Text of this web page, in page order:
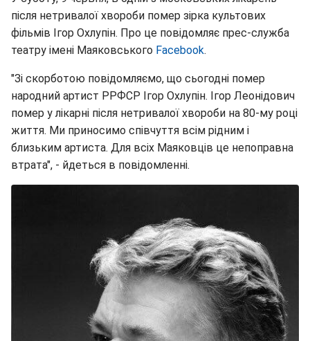
після нетривалої хвороби помер зірка культових
фільмів Ігор Охлупін. Про це повідомляє прес-служба
театру імені Маяковського Facebook.
"Зі скорботою повідомляємо, що сьогодні помер
народний артист РРФСР Ігор Охлупін. Ігор Леонідович
помер у лікарні після нетривалої хвороби на 80-му році
життя. Ми приносимо співчуття всім рідним і
близьким артиста. Для всіх Маяковців це непоправна
втрата", - йдеться в повідомленні.